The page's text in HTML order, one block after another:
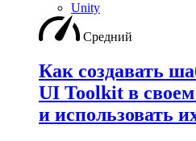
Unity
Средний
Как создавать
UI Toolkit в своем
и использовать